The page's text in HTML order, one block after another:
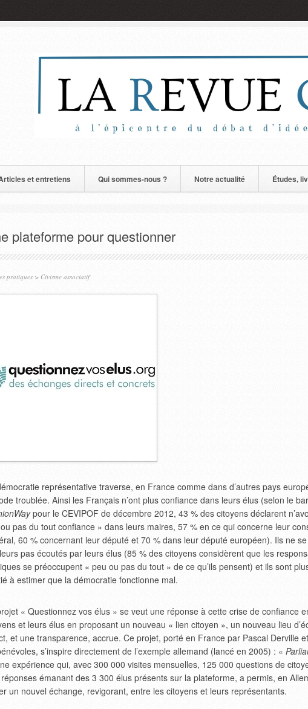
et entretiens Qui sommes-nous ? Notre actualité Études,
plateforme pour questionner
pratiques > Civisme associatif
représentative traverse, en France comme dans d’autres pays
troublée. Ainsi les Français n’ont plus confiance dans leurs élus (selon le
pour le CEVIPOF de décembre 2012, 43 % des citoyens déclarent
pas du tout confiance » dans leurs maires, 57 % en ce qui concerne leur
60 % concernant leur député et 70 % dans leur député européen). Ils ne
pas écoutés par leurs élus (85 % des citoyens considèrent que les
se préoccupent « peu ou pas du tout » de ce qu’ils pensent) et ils sont
à estimer que la démocratie fonctionne mal.
« Questionnez vos élus » se veut une réponse à cette crise de confiance
et leurs élus en proposant un nouveau « lien citoyen », un nouveau lieu
et une transparence, accrue. Ce projet, porté en France par Pascal Derville
s’inspire directement de l’exemple allemand (lancé en 2005) : «
expérience qui, avec 300 000 visites mensuelles, 125 000 questions de
émanant des 3 300 élus présents sur la plateforme, a permis, en
un nouvel échange, revigorant, entre les citoyens et leurs représentants.